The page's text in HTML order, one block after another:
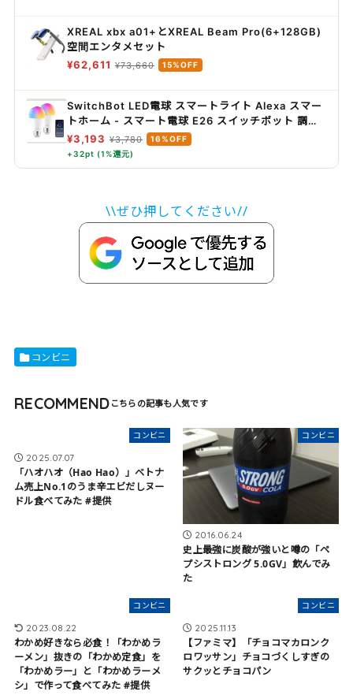
リアな通話性能/マルチポイント対応 ブラック WF-
C700N BZ
XREAL xbx a01+とXREAL Beam Pro(6+128GB)
空間エンタメセット
¥62,611 ¥73,660 15%OFF
SwitchBot LED電球 スマートライト Alexa スマー
トホーム - スマート電球 E26 スイッチボット 調光
調色 広配光 800lm 60W形相当 電球色・昼白色対
応 RGBCWマルチカラー 1600万色 間接照明
Google Home IFTTT イフト Siri SmartThings
¥3,193 ¥3,780
16%OFF
+32pt (1%還元)
\\ぜひ押してください//
コンビニ
RECOMMEND
コンビニ
2025.07.07
「ハオハオ（Hao Hao）」ベトナ
ム売上No.1のうま辛エビだしヌー
ドル食べてみた #提供
コンビニ
2016.06.24
史上最強に炭酸が強いと噂の「ペ
プシストロング 5.0GV」飲んでみ
た
コンビニ
2023.08.22
わかめ好きなら必食！「わかめラ
ーメン」抜きの「わかめ定食」を
「わかめラー」と「わかめラーメ
シ」で作って食べてみた #提供
コンビニ
2025.11.13
【ファミマ】「チョコマカロンク
ロワッサン」チョコづくしすぎの
サクッとチョコパン